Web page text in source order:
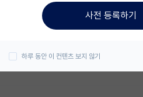
지 못했습니다
수 취업에 대해 궁금합니다
다.
사전 등록하기
하루 동안 이 컨텐츠 보지 않기